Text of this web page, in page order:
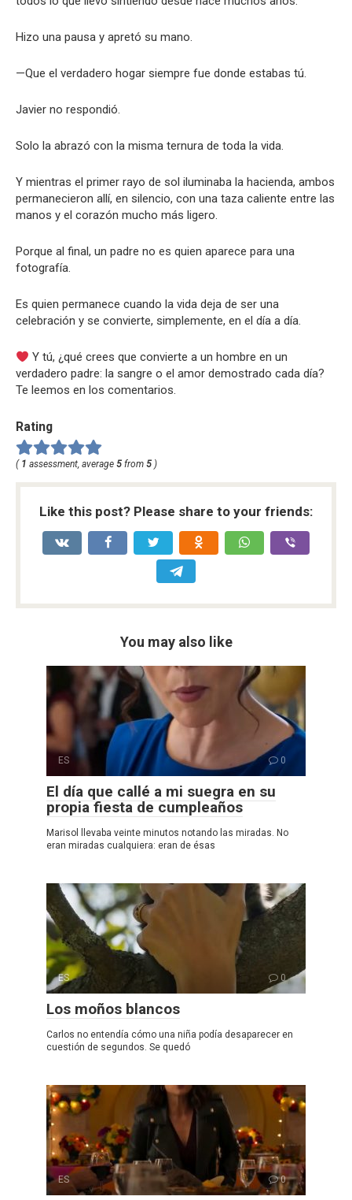
Hizo una pausa y apretó su mano.
—Que el verdadero hogar siempre fue donde estabas tú.
Javier no respondió.
Solo la abrazó con la misma ternura de toda la vida.
Y mientras el primer rayo de sol iluminaba la hacienda, ambos
permanecieron allí, en silencio, con una taza caliente entre las
manos y el corazón mucho más ligero.
Porque al final, un padre no es quien aparece para una
fotografía.
Es quien permanece cuando la vida deja de ser una
celebración y se convierte, simplemente, en el día a día.
Y tú, ¿qué crees que convierte a un hombre en un
verdadero padre: la sangre o el amor demostrado cada día?
Te leemos en los comentarios.
Rating
( 1 assessment, average 5 from 5 )
Like this post? Please share to your friends:
You may also like
ES 0
El día que callé a mi suegra en su
propia fiesta de cumpleaños
Marisol llevaba veinte minutos notando las miradas. No
eran miradas cualquiera: eran de ésas
ES 0
Los moños blancos
Carlos no entendía cómo una niña podía desaparecer en
cuestión de segundos. Se quedó
ES 0